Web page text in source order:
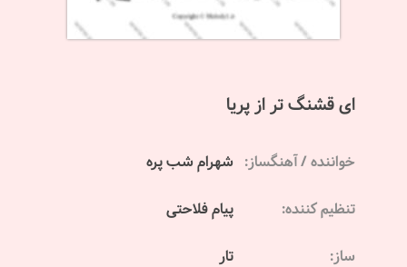
ای قشنگ تر از پریا
خواننده / آهنگساز: شهرام شب پره
تنظیم کننده: پیام فلاحتی
ساز: تار